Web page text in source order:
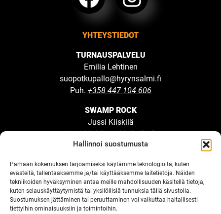
Hallinnoi suostumusta
Parhaan kokemuksen tarjoamiseksi käytämme teknologioita, kuten
evästeitä, tallentaaksemme ja/tai käyttääksemme laitetietoja. Näiden
tekniikoiden hyväksyminen antaa meille mahdollisuuden käsitellä tietoja,
kuten selauskäyttäytymistä tai yksilöllisiä tunnuksia tällä sivustolla.
Suostumuksen jättäminen tai peruuttaminen voi vaikuttaa haitallisesti
tiettyihin ominaisuuksiin ja toimintoihin.
YHTEYSTIEDOT
TURNAUSPALVELU
Emilia Lehtinen
suopotkupallo@hyrynsalmi.fi
Puh. +358 447 104 606
SWAMP ROCK
Jussi Kiiskilä
jussi.kiiskila@ukkohalla.fi
Ukkohallantie 20
89400 Hyrynsalmi
info@ukkohalla.fi
Puh. (08) 748 500